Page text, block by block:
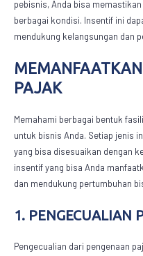
pebisnis, Anda bisa
berbagai kondisi. Insentif ini
mendukung kelangsungan dan
PAJAK
Memahami berbagai bentuk
untuk bisnis Anda. Setiap jenis
yang bisa disesuaikan dengan
insentifyang bisa Anda
dan mendukung pertumbuhan
1. PENGECUALIAN
Pengecualian dari pengenaan